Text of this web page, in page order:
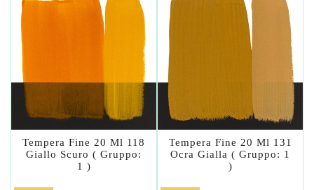
Tempera Fine 20 Ml 118
Giallo Scuro ( Gruppo:
1 )
Tempera Fine 20 Ml 131
Ocra Gialla ( Gruppo: 1
)